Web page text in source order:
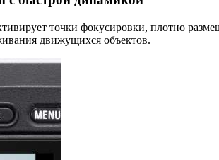
точки фокусировки, плотно
движущихся объектов.